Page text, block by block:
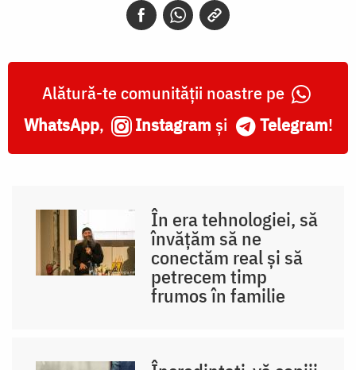
Alătură-te comunității noastre pe
WhatsApp, Instagram și Telegram!
În era tehnologiei, să
învățăm să ne
conectăm real și să
petrecem timp
frumos în familie